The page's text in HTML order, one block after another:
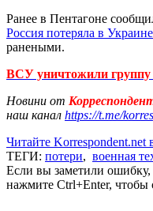
Ранее в Пентагоне
Россия потеряла в
ранеными.
ВСУ уничтожили
Новини от
наш канал https://t.me/
Читайте Korrespondent.net
ТЕГИ: потери, военная
Если вы заметили
нажмите Ctrl+Enter, чтобы